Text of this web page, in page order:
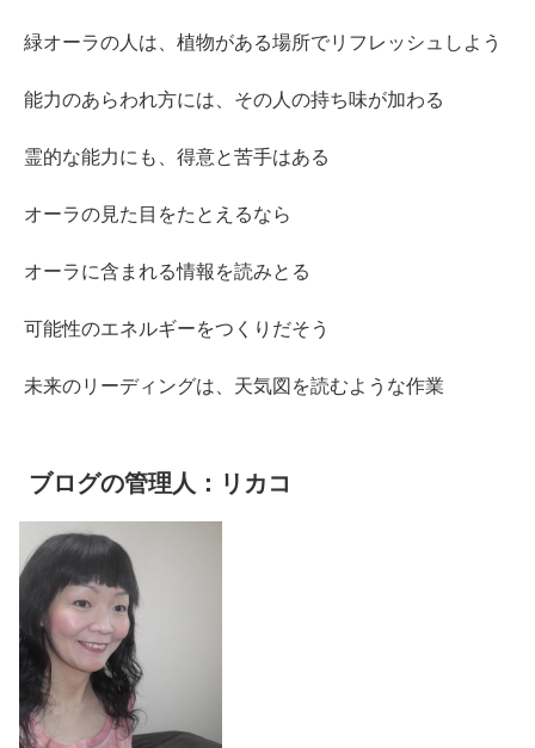
緑オーラの人は、植物がある場所でリフレッシュしよう
能力のあらわれ方には、その人の持ち味が加わる
霊的な能力にも、得意と苦手はある
オーラの見た目をたとえるなら
オーラに含まれる情報を読みとる
可能性のエネルギーをつくりだそう
未来のリーディングは、天気図を読むような作業
ブログの管理人：リカコ